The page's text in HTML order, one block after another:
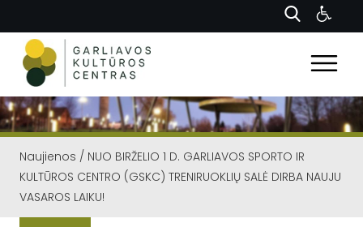
Naujienos / NUO BIRŽELIO 1 D. GARLIAVOS SPORTO IR
KULTŪROS CENTRO (GSKC) TRENIRUOKLIŲ SALĖ DIRBA NAUJU
VASAROS LAIKU!